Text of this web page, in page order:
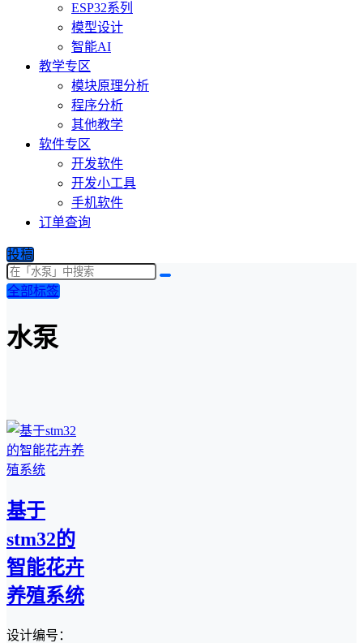
ESP32系列
模型设计
智能AI
教学专区
模块原理分析
程序分析
其他教学
软件专区
开发软件
开发小工具
手机软件
订单查询
投稿
全部标签
水泵
基于
stm32的
智能花卉
养殖系统
设计编号：